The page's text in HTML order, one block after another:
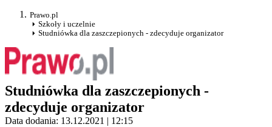
Prawo.pl
Szkoły i uczelnie
Studniówka dla zaszczepionych - zdecyduje organizator
Studniówka dla zaszczepionych -
zdecyduje organizator
Data dodania: 13.12.2021 | 12:15